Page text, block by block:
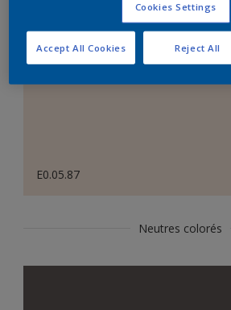
Le Blanc Parfait
E0.05.87
Neutres colorés
Cookies Settings
Reject All
Accept All Cookies